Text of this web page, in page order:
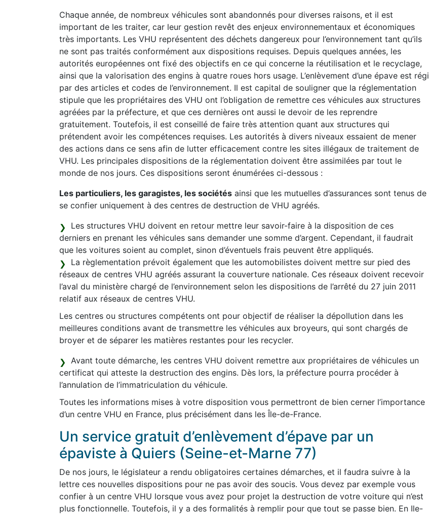
Chaque année, de nombreux véhicules sont abandonnés pour diverses raisons, et il est
important de les traiter, car leur gestion revêt des enjeux environnementaux et économiques
très importants. Les VHU représentent des déchets dangereux pour l’environnement tant qu’ils
ne sont pas traités conformément aux dispositions requises. Depuis quelques années, les
autorités européennes ont fixé des objectifs en ce qui concerne la réutilisation et le recyclage,
ainsi que la valorisation des engins à quatre roues hors usage. L’enlèvement d’une épave est régi
par des articles et codes de l’environnement. Il est capital de souligner que la réglementation
stipule que les propriétaires des VHU ont l’obligation de remettre ces véhicules aux structures
agréées par la préfecture, et que ces dernières ont aussi le devoir de les reprendre
gratuitement. Toutefois, il est conseillé de faire très attention quant aux structures qui
prétendent avoir les compétences requises. Les autorités à divers niveaux essaient de mener
des actions dans ce sens afin de lutter efficacement contre les sites illégaux de traitement de
VHU. Les principales dispositions de la réglementation doivent être assimilées par tout le
monde de nos jours. Ces dispositions seront énumérées ci-dessous :
Les particuliers, les garagistes, les sociétés ainsi que les mutuelles d’assurances sont tenus de
se confier uniquement à des centres de destruction de VHU agréés.
Les structures VHU doivent en retour mettre leur savoir-faire à la disposition de ces
derniers en prenant les véhicules sans demander une somme d’argent. Cependant, il faudrait
que les voitures soient au complet, sinon d’éventuels frais peuvent être appliqués.
La règlementation prévoit également que les automobilistes doivent mettre sur pied des
réseaux de centres VHU agréés assurant la couverture nationale. Ces réseaux doivent recevoir
l’aval du ministère chargé de l’environnement selon les dispositions de l’arrêté du 27 juin 2011
relatif aux réseaux de centres VHU.
Les centres ou structures compétents ont pour objectif de réaliser la dépollution dans les
meilleures conditions avant de transmettre les véhicules aux broyeurs, qui sont chargés de
broyer et de séparer les matières restantes pour les recycler.
Avant toute démarche, les centres VHU doivent remettre aux propriétaires de véhicules un
certificat qui atteste la destruction des engins. Dès lors, la préfecture pourra procéder à
l’annulation de l’immatriculation du véhicule.
Toutes les informations mises à votre disposition vous permettront de bien cerner l’importance
d’un centre VHU en France, plus précisément dans les Île-de-France.
Un service gratuit d’enlèvement d’épave par un
épaviste à Quiers (Seine-et-Marne 77)
De nos jours, le législateur a rendu obligatoires certaines démarches, et il faudra suivre à la
lettre ces nouvelles dispositions pour ne pas avoir des soucis. Vous devez par exemple vous
confier à un centre VHU lorsque vous avez pour projet la destruction de votre voiture qui n’est
plus fonctionnelle. Toutefois, il y a des formalités à remplir pour que tout se passe bien. En Ile-